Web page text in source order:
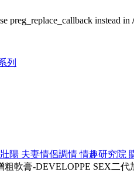
preg_replace_callback instead in
列
陽 夫妻情侶調情情趣研究院
軟膏-DEVELOPPE SEX二